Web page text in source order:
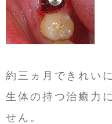
約三ヵ月できれい
生体の持つ治癒力
せん。